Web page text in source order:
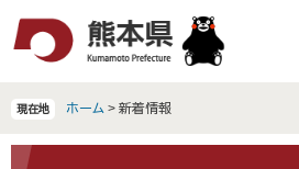
で
ば
現在地 ホーム > 新着情報